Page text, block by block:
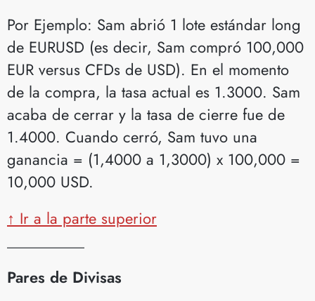
Por Ejemplo: Sam abrió 1 lote estándar long
de EURUSD (es decir, Sam compró 100,000
EUR versus CFDs de USD). En el momento
de la compra, la tasa actual es 1.3000. Sam
acaba de cerrar y la tasa de cierre fue de
1.4000. Cuando cerró, Sam tuvo una
ganancia = (1,4000 a 1,3000) x 100,000 =
10,000 USD.
↑ Ir a la parte superior
Pares de Divisas